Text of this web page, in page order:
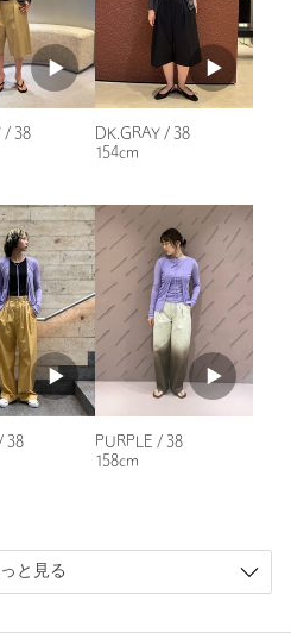
っと見る
/ 38
DK.GRAY / 38
154cm
38
PURPLE / 38
158cm
と見る